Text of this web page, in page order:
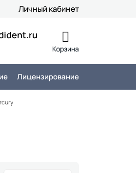
Личный кабинет
Корзина
Лицензирование